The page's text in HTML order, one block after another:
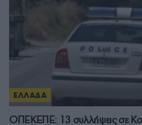
ΕΛΛΑΔΑ
ΟΠΕΚΕΠΕ: 13 συλλήψεις σε